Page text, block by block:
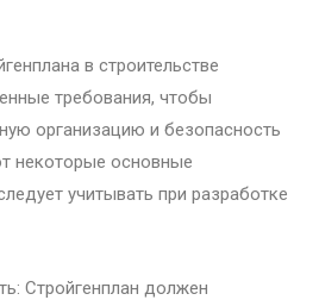
в строительстве
требования, чтобы
организацию и безопасность
некоторые основные
учитывать при разработке
Стройгенплан должен